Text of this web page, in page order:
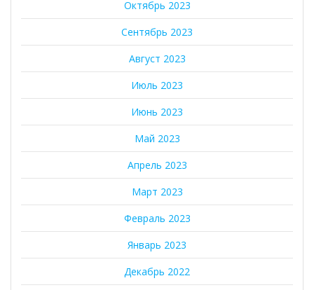
Октябрь 2023
Сентябрь 2023
Август 2023
Июль 2023
Июнь 2023
Май 2023
Апрель 2023
Март 2023
Февраль 2023
Январь 2023
Декабрь 2022